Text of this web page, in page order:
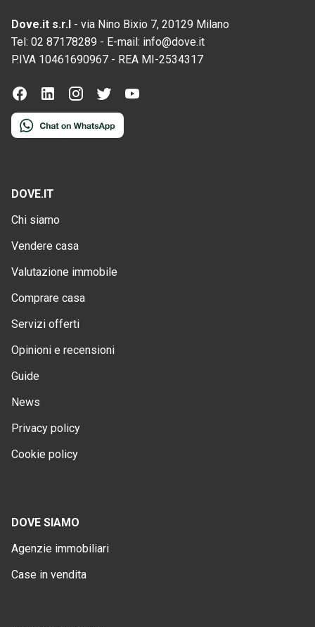
Dove.it s.r.l - via Nino Bixio 7, 20129 Milano
Tel: 02 87178289 - E-mail: info@dove.it
P.IVA 10461690967 - REA MI-2534317
DOVE.IT
Chi siamo
Vendere casa
Valutazione immobile
Comprare casa
Servizi offerti
Opinioni e recensioni
Guide
News
Privacy policy
Cookie policy
DOVE SIAMO
Agenzie immobiliari
Case in vendita